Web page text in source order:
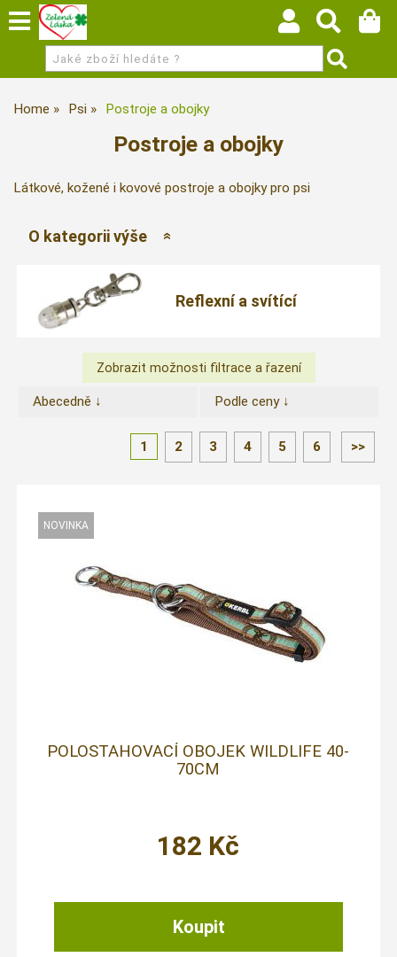
Home Psi Postroje a obojky
Postroje a obojky
Látkové, kožené i kovové postroje a obojky pro psi
O kategorii výše
Reflexní a svítící
Abecedně ↓ Podle ceny ↓
1 2 3 4 5 6 >>
POLOSTAHOVACÍ OBOJEK WILDLIFE 40-
70CM
182 Kč